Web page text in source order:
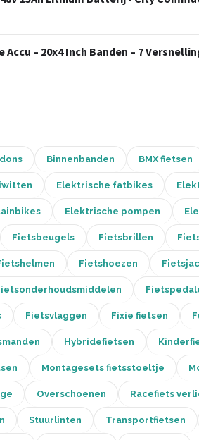
– 20x4 Inch Banden – 7
Binnenbanden BMX fietsen
Elektrische fatbikes
Elektrische pompen
Fietsbeugels Fietsbrillen
Fietshoezen
Fietsvlaggen Fixie fietsen
Hybridefietsen
Montagesets fietsstoeltje
Overschoenen Racefiets
Stuurlinten Transportfietsen